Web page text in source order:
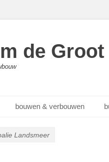
de Groot
bouwen & verbouwen
Landsmeer